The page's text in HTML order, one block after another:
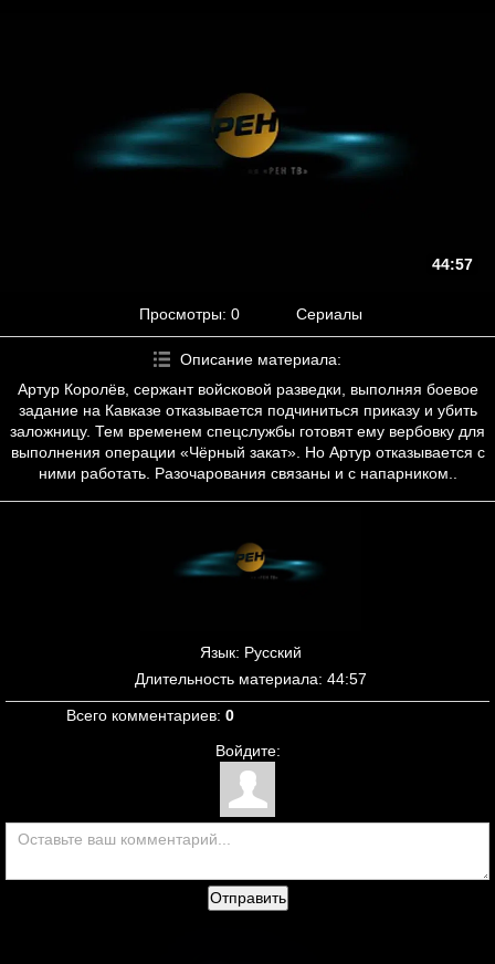
44:57
Просмотры: 0 Сериалы
Описание материала:
Артур Королёв, сержант войсковой разведки, выполняя боевое
задание на Кавказе отказывается подчиниться приказу и убить
заложницу. Тем временем спецслужбы готовят ему вербовку для
выполнения операции «Чёрный закат». Но Артур отказывается с
ними работать. Разочарования связаны и с напарником..
Язык: Русский
Длительность материала: 44:57
Всего комментариев: 0
Войдите:
Отправить